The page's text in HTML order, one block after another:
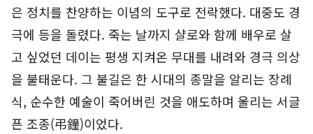
은 정치를 찬양하는 이념의 도구로 전락했다. 대중도 경
극에 등을 돌렸다. 죽는 날까지 샬로와 함께 배우로 살
고 싶었던 데이는 평생 지켜온 무대를 내려와 경극 의상
을 불태운다. 그 불길은 한 시대의 종말을 알리는 장례
식, 순수한 예술이 죽어버린 것을 애도하며 울리는 서글
픈 조종(弔鐘)이었다.